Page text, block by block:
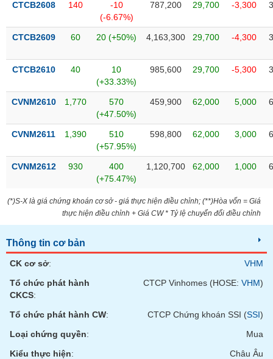
CTCB2608 140
-10
(-6.67%)
787,200 29,700 -3,300
CTCB2609 60 20 (+50%) 4,163,300 29,700 -4,300
CTCB2610 40
10
(+33.33%)
985,600 29,700 -5,300
CVNM2610 1,770
570
(+47.50%)
459,900 62,000 5,000
CVNM2611 1,390
510
(+57.95%)
598,800 62,000 3,000
CVNM2612 930
400
(+75.47%)
1,120,700 62,000 1,000
(*)S-X là giá chứng khoán cơ sở - giá thực hiện điều chỉnh; (**)Hòa vốn = Giá
thực hiện điều chỉnh + Giá CW * Tỷ lệ chuyển đổi điều chỉnh
Thông tin cơ bản
CK cơ sở:
VHM
Tổ chức phát hành
CKCS:
CTCP Vinhomes (HOSE: VHM)
Tổ chức phát hành CW: CTCP Chứng khoán SSI (SSI)
Loại chứng quyền:
Mua
Kiểu thực hiện:
Châu Âu
chứng
(-)
đạo
(-)
Tất cả Người nội bộ Người liên quan Cổ đông lớn
Tin
tức
viết
tác
giả
(-)
cáo
tích